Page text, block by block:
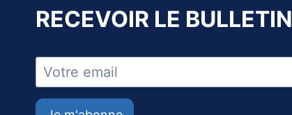
RECEVOIR LE BULLETIN